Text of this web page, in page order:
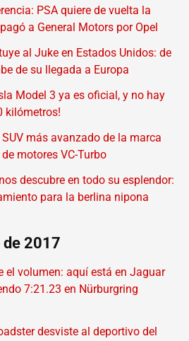
PSA quiere de vuelta la
a General Motors por Opel
al Juke en Estados Unidos: de
de su llegada a Europa
Model 3 ya es oficial, y no hay
kilómetros!
más avanzado de la marca
motores VC-Turbo
descubre en todo su esplendor:
para la berlina nipona
2017
el volumen: aquí está en Jaguar
7:21.23 en Nürburgring
desviste al deportivo del